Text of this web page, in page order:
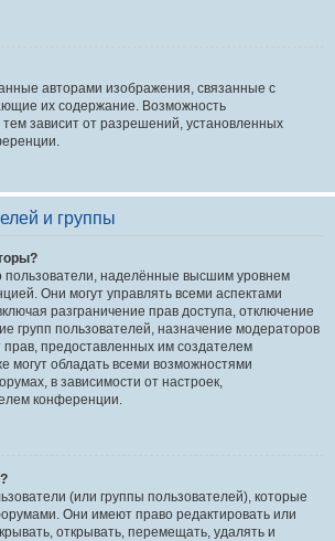
авторами изображения, связанные с
их содержание. Возможность
тем зависит от разрешений, установленных
и группы
наделённые высшим уровнем
Они могут управлять всеми аспектами
разграничение прав доступа, отключение
групп пользователей, назначение модераторов
прав, предоставленных им создателем
могут обладать всеми возможностями
в зависимости от настроек,
конференции.
(или группы пользователей), которые
Они имеют право редактировать или
открывать, перемещать, удалять и